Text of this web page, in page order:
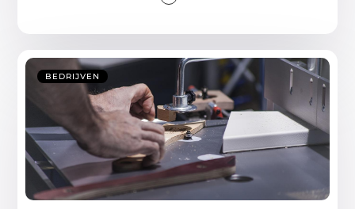
BEDRIJVEN